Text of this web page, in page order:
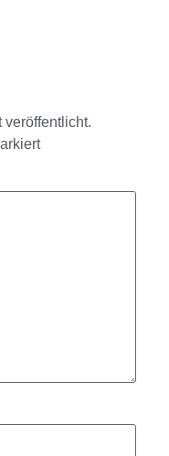
veröffentlicht.